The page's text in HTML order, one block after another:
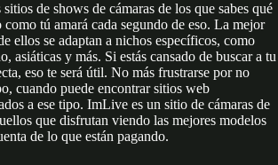
sitios de shows de cámaras de los que sabes qué
tú amará cada segundo de eso. La mejor
ellos se adaptan a nichos específicos, como
asiáticas y más. Si estás cansado de buscar a tu
eso te será útil. No más frustrarse por no
cuando puede encontrar sitios web
a ese tipo. ImLive es un sitio de cámaras de
que disfrutan viendo las mejores modelos
de lo que están pagando.